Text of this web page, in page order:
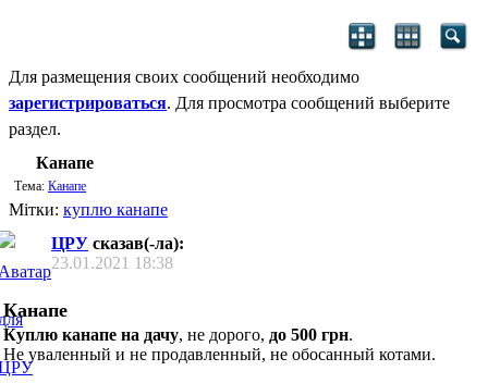
Для размещения своих сообщений необходимо
зарегистрироваться. Для просмотра сообщений выберите
раздел.
Канапе
Тема: Канапе
Мітки: куплю канапе
ЦРУ сказав(-ла):
23.01.2021 18:38
Канапе
Куплю канапе на дачу, не дорого, до 500 грн.
Не уваленный и не продавленный, не обосанный котами.